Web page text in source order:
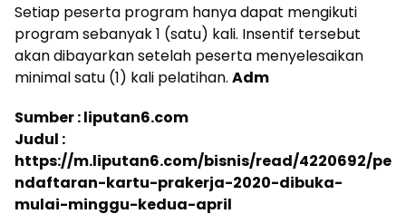
Setiap peserta program hanya dapat mengikuti
program sebanyak 1 (satu) kali. Insentif tersebut
akan dibayarkan setelah peserta menyelesaikan
minimal satu (1) kali pelatihan. Adm
Sumber : liputan6.com
Judul :
https://m.liputan6.com/bisnis/read/4220692/pe
ndaftaran-kartu-prakerja-2020-dibuka-
mulai-minggu-kedua-april